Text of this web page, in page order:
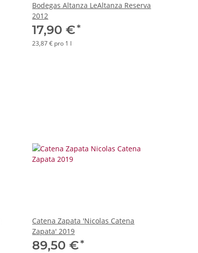
Bodegas Altanza LeAltanza Reserva
2012
17,90 €*
23,87 € pro 1 l
Catena Zapata 'Nicolas Catena
Zapata' 2019
89,50 €*